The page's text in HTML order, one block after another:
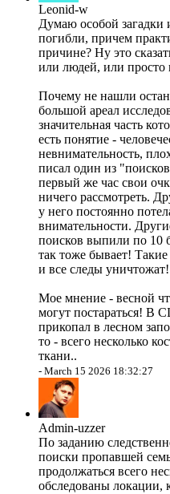
Leonid-w
Думаю особой загадки
погибли, причем
причине? Ну это
или людей, или просто
Почему не нашли
большой ареал
значительная часть
есть понятие -
невнимательность,
писал один из
первый же час свои
ничего рассмотреть.
у него постоянно
внимательности.
поисков выпили по 10
так тоже бывает! Такие
и все следы уничтожат!
Мое мнение - весной
могут постараться! В
прикопал в лесном
то - всего несколько
ткани..
- March 15 2026 18:32:27
Admin-uzzer
По заданию
поиски пропавшей
продолжаться всего
обследованы локации,